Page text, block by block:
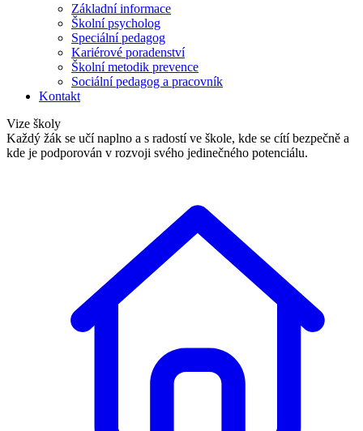
Základní informace
Školní psycholog
Speciální pedagog
Kariérové poradenství
Školní metodik prevence
Sociální pedagog a pracovník
Kontakt
Vize školy
Každý žák se učí naplno a s radostí ve škole, kde se cítí bezpečně a
kde je podporován v rozvoji svého jedinečného potenciálu.